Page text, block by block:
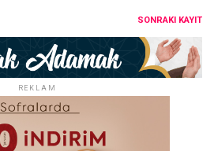
SONRAKI KAYIT
REKLAM